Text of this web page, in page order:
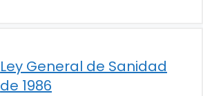
Ley General de Sanidad
de 1986